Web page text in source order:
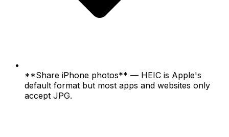
**Share iPhone photos** — HEIC is Apple's
default format but most apps and websites only
accept JPG.